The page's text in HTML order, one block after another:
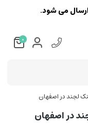
لجند در اصفهان
در اصفهان
می شود.
0